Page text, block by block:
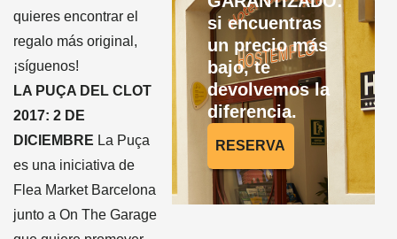
quieres encontrar el
regalo más original,
¡síguenos!
LA PUÇA DEL CLOT
2017: 2 DE
DICIEMBRE La Puça
es una iniciativa de
Flea Market Barcelona
junto a On The Garage
si encuentras
un precio más
bajo, te
devolvemos la
diferencia.
RESERVA